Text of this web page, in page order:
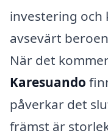
investering och
avsevärt
När det
Karesuando
påverkar det
främst är